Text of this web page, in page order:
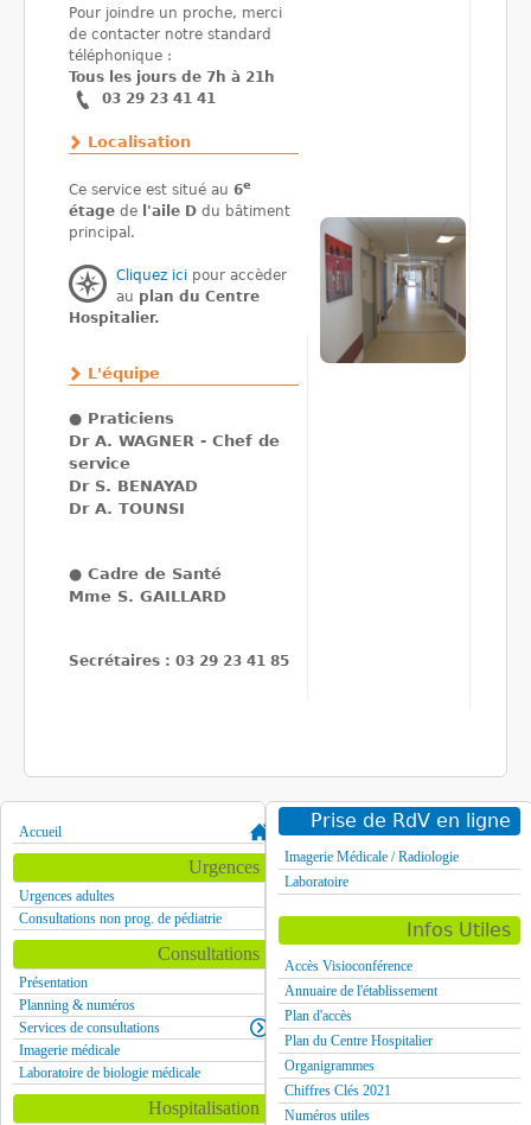
Pour joindre un proche, merci
de contacter notre standard
téléphonique :
Tous les jours de 7h à 21h
03 29 23 41 41
Localisation
Ce service est situé au 6e
étage de l'aile D du bâtiment
principal.
Cliquez ici pour accèder
au plan du Centre
Hospitalier.
L'équipe
● Praticiens
Dr A. WAGNER - Chef de
service
Dr S. BENAYAD
Dr A. TOUNSI
● Cadre de Santé
Mme S. GAILLARD
Secrétaires : 03 29 23 41 85
Accueil
Urgences
Urgences adultes
Consultations non prog. de pédiatrie
Consultations
Présentation
Planning & numéros
Services de consultations
Imagerie médicale
Laboratoire de biologie médicale
Hospitalisation
Prise de RdV en ligne
Imagerie Médicale / Radiologie
Laboratoire
Infos Utiles
Accès Visioconférence
Annuaire de l'établissement
Plan d'accès
Plan du Centre Hospitalier
Organigrammes
Chiffres Clés 2021
Numéros utiles